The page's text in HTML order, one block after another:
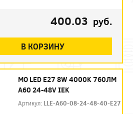
400.03 руб.
В КОРЗИНУ
МО LED E27 8W 4000K 760ЛМ
А60 24-48V IEK
Артикул: LLE-A60-08-24-48-40-E27